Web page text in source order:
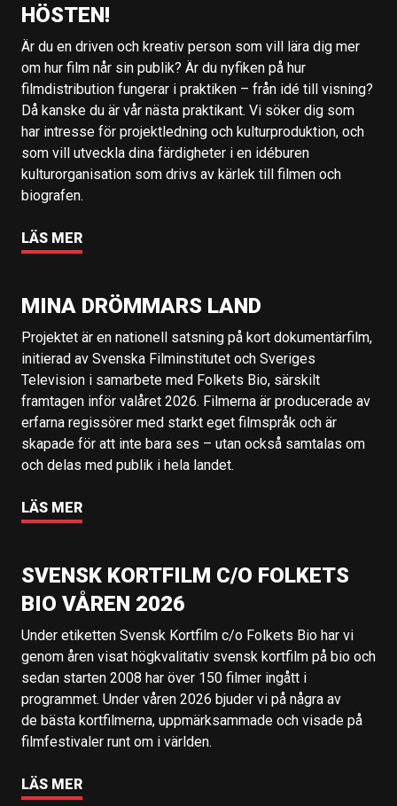
HÖSTEN!
Är du en driven och kreativ person som vill lära dig mer
om hur film når sin publik? Är du nyfiken på hur
filmdistribution fungerar i praktiken – från idé till visning?
Då kanske du är vår nästa praktikant. Vi söker dig som
har intresse för projektledning och kulturproduktion, och
som vill utveckla dina färdigheter i en idéburen
kulturorganisation som drivs av kärlek till filmen och
biografen.
LÄS MER
MINA DRÖMMARS LAND
Projektet är en nationell satsning på kort dokumentärfilm,
initierad av Svenska Filminstitutet och Sveriges
Television i samarbete med Folkets Bio, särskilt
framtagen inför valåret 2026. Filmerna är producerade av
erfarna regissörer med starkt eget filmspråk och är
skapade för att inte bara ses – utan också samtalas om
och delas med publik i hela landet.
LÄS MER
SVENSK KORTFILM C/O FOLKETS
BIO VÅREN 2026
Under etiketten Svensk Kortfilm c/o Folkets Bio har vi
genom åren visat högkvalitativ svensk kortfilm på bio och
sedan starten 2008 har över 150 filmer ingått i
programmet. Under våren 2026 bjuder vi på några av
de bästa kortfilmerna, uppmärksammade och visade på
filmfestivaler runt om i världen.
LÄS MER